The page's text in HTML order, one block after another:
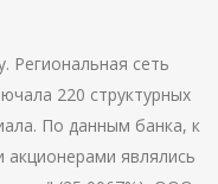
Региональная сеть
220 структурных
По данным банка, к
акционерами являлись